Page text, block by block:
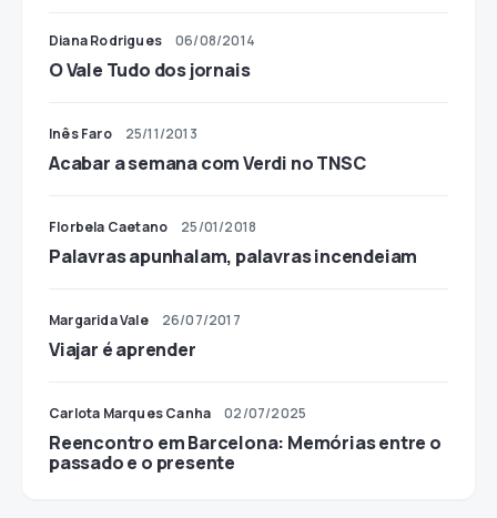
Diana Rodrigues 06/08/2014
O Vale Tudo dos jornais
Inês Faro 25/11/2013
Acabar a semana com Verdi no TNSC
Florbela Caetano 25/01/2018
Palavras apunhalam, palavras incendeiam
Margarida Vale 26/07/2017
Viajar é aprender
Carlota Marques Canha 02/07/2025
Reencontro em Barcelona: Memórias entre o
passado e o presente